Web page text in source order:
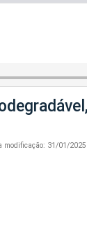
modificação: 31/01/